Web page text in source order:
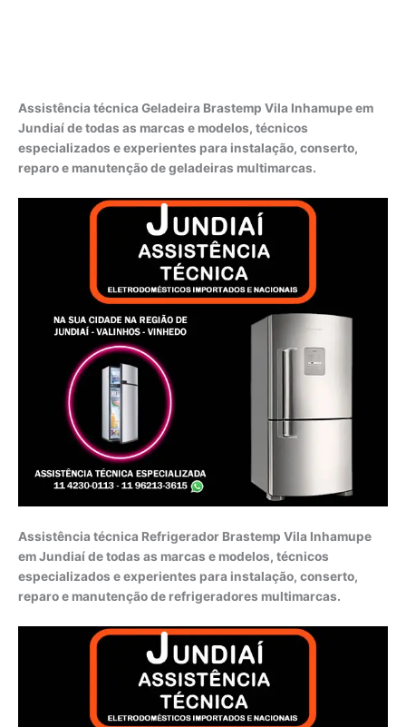
Assistência técnica Geladeira Brastemp Vila Inhamupe em
Jundiaí de todas as marcas e modelos, técnicos
especializados e experientes para instalação, conserto,
reparo e manutenção de geladeiras multimarcas.
Assistência técnica Refrigerador Brastemp Vila Inhamupe
em Jundiaí de todas as marcas e modelos, técnicos
especializados e experientes para instalação, conserto,
reparo e manutenção de refrigeradores multimarcas.